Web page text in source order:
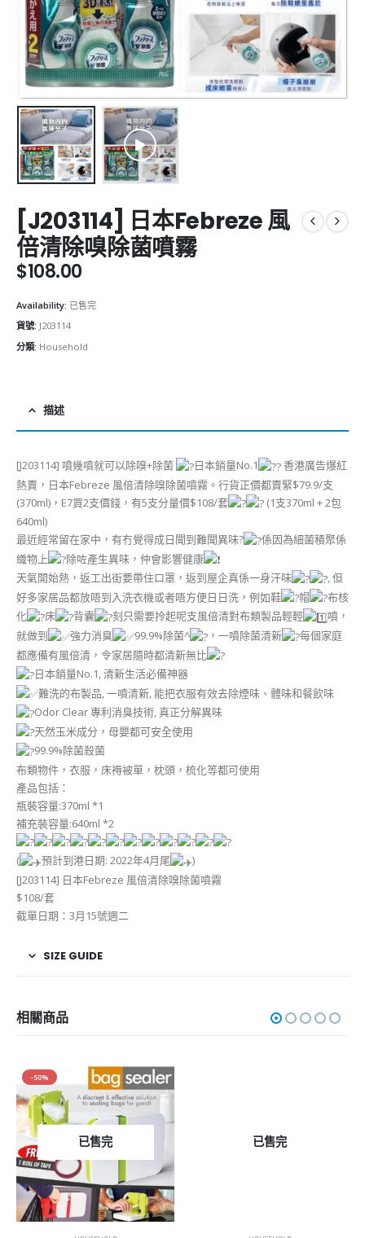
[J203114] 日本Febreze 風
倍清除嗅除菌噴霧
$108.00
Availability: 已售完
貨號: J203114
分類: Household
描述
[J203114] 噴幾噴就可以除嗅+除菌 日本銷量No.1
香港廣告爆紅
熱賣，日本Febreze 風倍清除嗅除菌噴霧。行貨正價都賣緊$79.9/支
(370ml)，E7買2支價錢，有5支分量價$108/套
(1支370ml + 2包
640ml)
最近經常留在家中，有冇覺得成日聞到難聞異味?
係因為細菌積聚係
織物上
除咗產生異味，仲會影響健康
天氣開始熱，返工出街要帶住口罩，返到屋企真係一身汗味
, 但
好多家居品都放唔到入洗衣機或者唔方便日日洗，例如鞋
帽
布核
化
床 背囊 刻只需要拎起呢支風倍清對布類製品輕輕
噴，
就做到
強力消臭 99.9%除菌^ ，一噴除菌清新
每個家庭
都應備有風倍清，令家居隨時都清新無比
日本銷量No.1, 清新生活必備神器
難洗的布製品, 一噴清新, 能把衣服有效去除煙味、體味和餐飲味
Odor Clear 專利消臭技術, 真正分解異味
天然玉米成分，母嬰都可安全使用
99.9%除菌殺菌
布類物件，衣服，床褥被單，枕頭，梳化等都可使用
產品包括：
瓶裝容量:370ml *1
補充裝容量:640ml *2
( 預計到港日期: 2022年4月尾
)
[J203114] 日本Febreze 風倍清除嗅除菌噴霧
$108/套
截單日期：3月15號週二
SIZE GUIDE
相關商品
-50%
已售完 已售完